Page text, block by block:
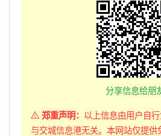
分享信息给朋
郑重声明： 以上信息由用户自
与交城信息港无关。本网站仅提供